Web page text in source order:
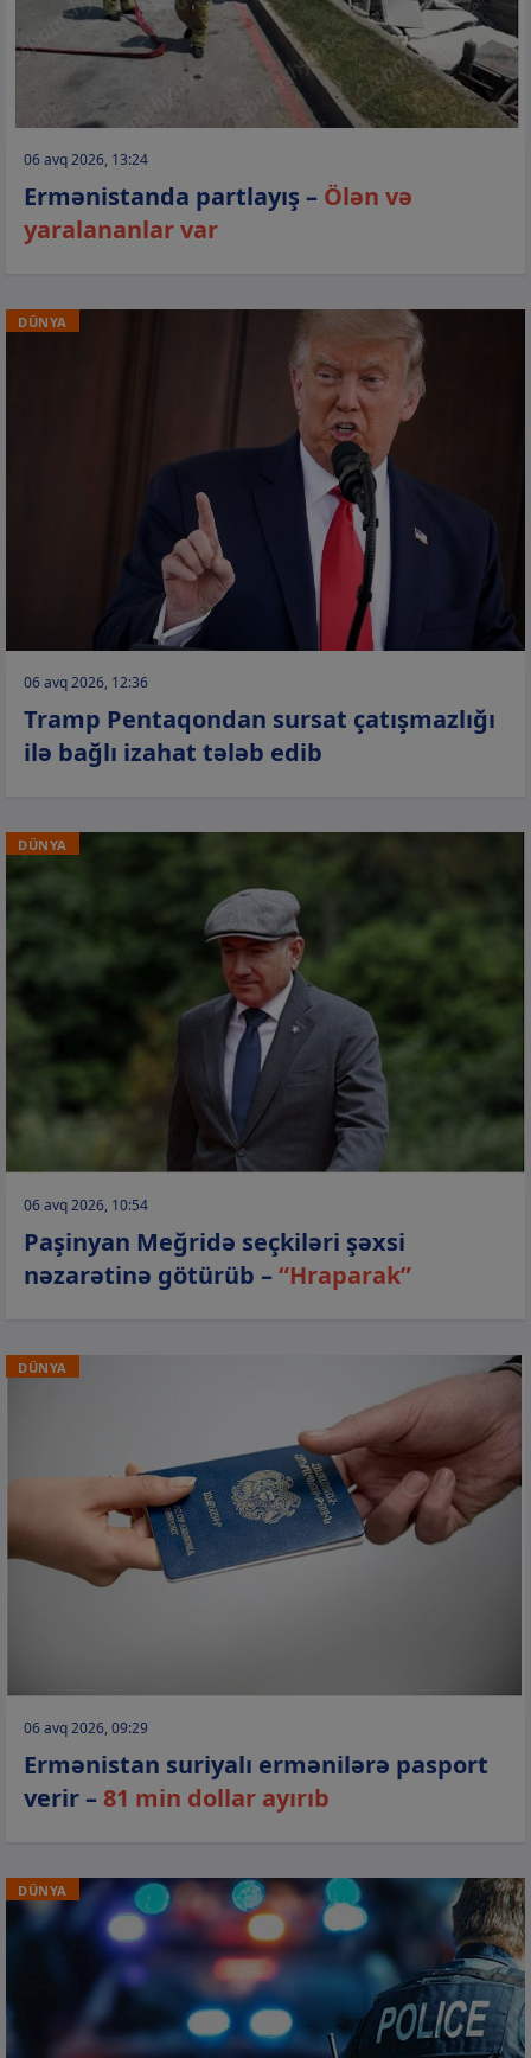
06 avq 2026, 13:24
Ermənistanda partlayış – Ölən və
yaralananlar var
DÜNYA
06 avq 2026, 12:36
Tramp Pentaqondan sursat çatışmazlığı
ilə bağlı izahat tələb edib
DÜNYA
06 avq 2026, 10:54
Paşinyan Meğridə seçkiləri şəxsi
nəzarətinə götürüb –“Hraparak”
DÜNYA
06 avq 2026, 09:29
Ermənistan suriyalı ermənilərə pasport
verir –81 min dollar ayırıb
DÜNYA